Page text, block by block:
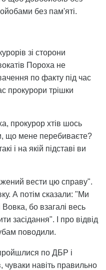
без пам'яті.
зі сторони
Пороха не
по факту під час
прокурори трiшки
прокурор хтів шось
що мене перебиваєте?
і на якій підставі ви
вести цю справу".
А потім сказали: "Ми
бо взагалі весь
засідання". І про відвід
поводили.
по ДБР і
чуваки навіть правильно